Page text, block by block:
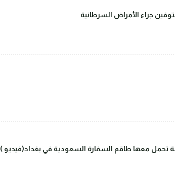
جراء الأمراض السرطانية
تحمل معها طاقم السفارة السعودية في بغداد(فيديو )